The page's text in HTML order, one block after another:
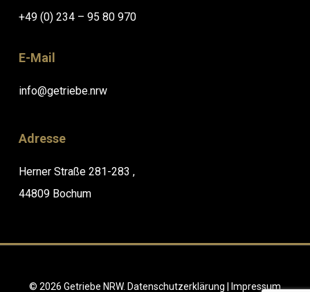
+49 (0) 234 – 95 80 970
E-Mail
info@getriebe.nrw
Adresse
Herner Straße 281-283 ,
44809 Bochum
© 2026 Getriebe NRW. Datenschutzerklärung Impressum